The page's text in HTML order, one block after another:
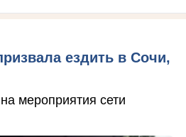
ездить в Сочи,
мероприятия сети